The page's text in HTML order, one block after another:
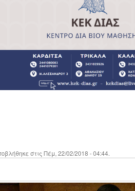
στις Πέμ, 22/02/2018 - 04:44.